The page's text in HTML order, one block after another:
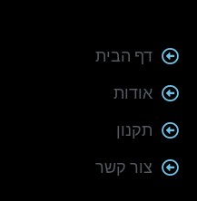
דף הבית
אודות
תקנון
צור קשר